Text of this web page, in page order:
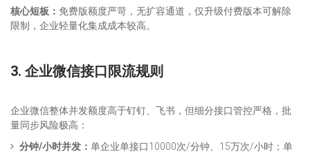
核心短板： 免费版额度严苛，无扩容通道，仅升级付费版本可解除
限制，企业轻量化集成成本较高。
3. 企业微信接口限流规则
企业微信整体并发额度高于钉钉、飞书，但细分接口管控严格，批
量同步风险极高：
分钟/小时并发： 单企业单接口10000次/分钟、15万次/小时；单